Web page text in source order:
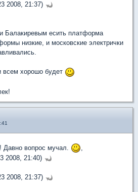
2008, 21:37)
Балакиревым есить платформа
низкие, и московские электрички
всем хорошо будет
Давно вопрос мучал.
2008, 21:40)
2008, 21:37)